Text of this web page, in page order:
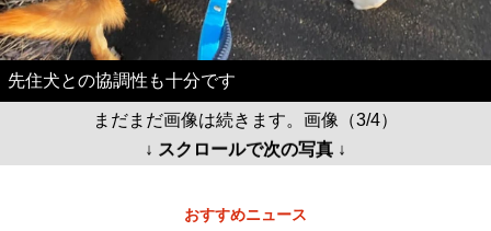
先住犬との協調性も十分です
まだまだ画像は続きます。画像（3/4）
↓ スクロールで次の写真 ↓
おすすめニュース